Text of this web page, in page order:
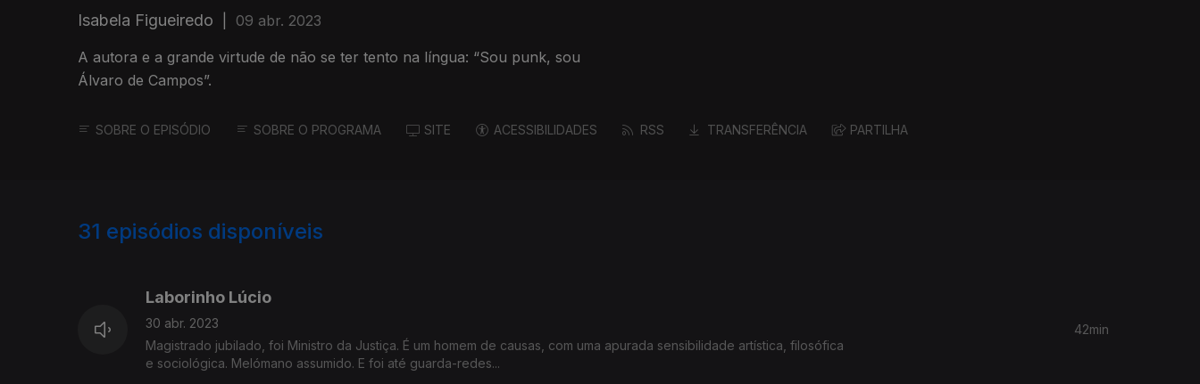
Isabela Figueiredo 09 abr. 2023
A autora e a grande virtude de não se ter tento na língua: “Sou punk, sou
Álvaro de Campos”.
SOBRE O EPISÓDIO SOBRE O PROGRAMA SITE ACESSIBILIDADES RSS TRANSFERÊNCIA PARTILHA
31 episódios disponíveis
Laborinho Lúcio
30 abr. 2023
Magistrado jubilado, foi Ministro da Justiça. É um homem de causas, com uma apurada sensibilidade artística, filosófica
e sociológica. Melómano assumido. E foi até guarda-redes...
42min